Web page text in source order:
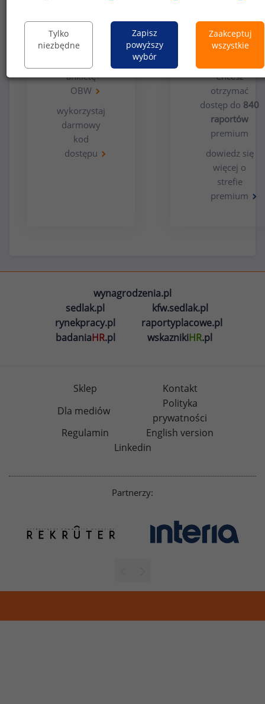
bezpłatna
ankietę
OBW
wykorzystaj
darmowy
kod
dostępu
użytkowników
premium
Chcesz
otrzymać
dostęp do 840
raportów
premium
dowiedz się
więcej o
strefie
premium
wynagrodzenia.pl
sedlak.pl
kfw.sedlak.pl
rynekpracy.pl
raportyplacowe.pl
badaniaHR.pl wskaznikiHR.pl
Sklep
Kontakt
Dla mediów
Polityka
prywatności
Regulamin
English version
Linkedin
Partnerzy:
Tylko
niezbędne
Zapisz
powyższy
wybór
Zaakceptuj
wszystkie